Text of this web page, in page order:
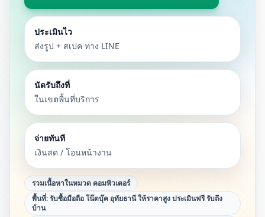
ประเมินไว
ส่งรูป + สเปค ทาง LINE
นัดรับถึงที่
ในเขตพื้นที่บริการ
จ่ายทันที
เงินสด / โอนหน้างาน
รวมเนื้อหาในหมวด คอมพิวเตอร์
พื้นที่:รับซื้อมือถือ โน๊ตบุ๊ค อุทัยธานี ให้ราคาสูง ประเมินฟรี รับถึง
บ้าน